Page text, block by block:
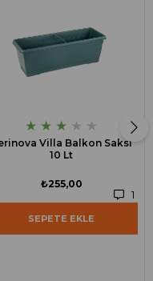
★ ★ ★ ★ ★
Villa Balkon Saksı
10 Lt
1
₺255,00
SEPETE EKLE